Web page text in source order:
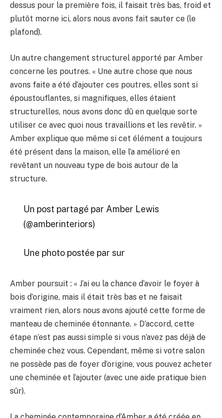
dessus pour la première fois, il faisait très bas, froid et
plutôt morne ici, alors nous avons fait sauter ce (le
plafond).
Un autre changement structurel apporté par Amber
concerne les poutres. « Une autre chose que nous
avons faite a été d’ajouter ces poutres, elles sont si
époustouflantes, si magnifiques, elles étaient
structurelles, nous avons donc dû en quelque sorte
utiliser ce avec quoi nous travaillions et les revêtir. »
Amber explique que même si cet élément a toujours
été présent dans la maison, elle l’a amélioré en
revêtant un nouveau type de bois autour de la
structure.
Un post partagé par Amber Lewis
(@amberinteriors)
Une photo postée par sur
Amber poursuit : « J’ai eu la chance d’avoir le foyer à
bois d’origine, mais il était très bas et ne faisait
vraiment rien, alors nous avons ajouté cette forme de
manteau de cheminée étonnante. » D’accord, cette
étape n’est pas aussi simple si vous n’avez pas déjà de
cheminée chez vous. Cependant, même si votre salon
ne possède pas de foyer d’origine, vous pouvez acheter
une cheminée et l’ajouter (avec une aide pratique bien
sûr).